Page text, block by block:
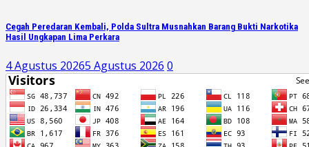
Cegah Peredaran Kembali, Polda Sultra Musnahkan Barang Bukti Narkotika
Hasil Ungkapan Lima Perkara
4 Agustus 20265 Agustus 2026 0